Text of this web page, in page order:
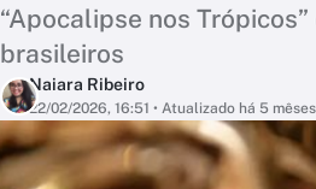
“Apocalipse nos
brasileiros
Naiara Ribeiro
22/02/2026, 16:51 • Atualizado há 5 mêses